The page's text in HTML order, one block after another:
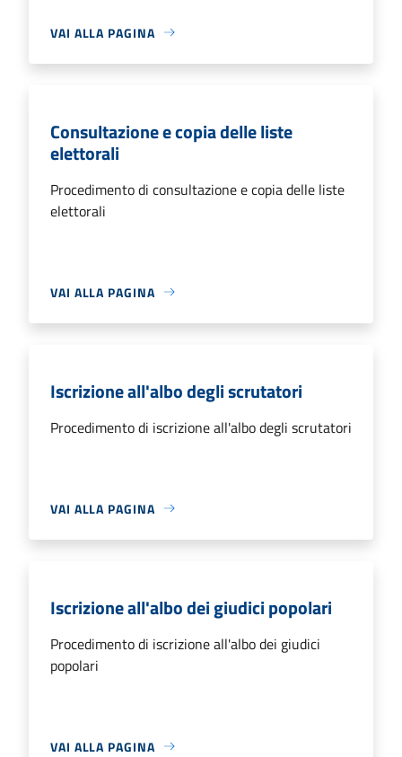
VAI ALLA PAGINA
Consultazione e copia delle liste
elettorali
Procedimento di consultazione e copia delle liste
elettorali
VAI ALLA PAGINA
Iscrizione all'albo degli scrutatori
Procedimento di iscrizione all'albo degli scrutatori
VAI ALLA PAGINA
Iscrizione all'albo dei giudici popolari
Procedimento di iscrizione all'albo dei giudici
popolari
VAI ALLA PAGINA